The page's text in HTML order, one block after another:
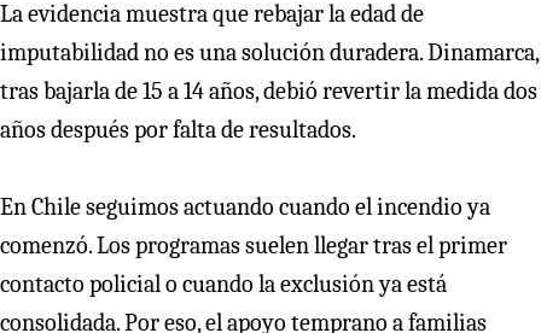
La evidencia muestra que rebajar la edad de
imputabilidad no es una solución duradera. Dinamarca,
tras bajarla de 15 a 14 años, debió revertir la medida dos
años después por falta de resultados.
En Chile seguimos actuando cuando el incendio ya
comenzó. Los programas suelen llegar tras el primer
contacto policial o cuando la exclusión ya está
consolidada. Por eso, el apoyo temprano a familias